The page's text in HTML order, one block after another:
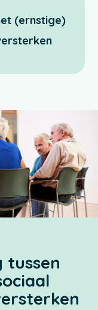
(ernstige)
tussen